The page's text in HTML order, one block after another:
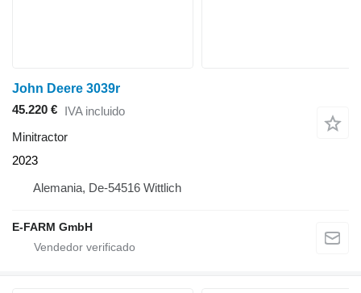
John Deere 3039r
45.220 € IVA incluido
Minitractor
2023
Alemania, De-54516 Wittlich
E-FARM GmbH